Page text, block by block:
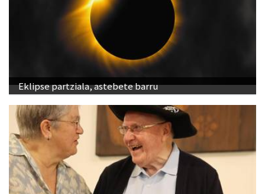
Eklipse partziala, astebete barru